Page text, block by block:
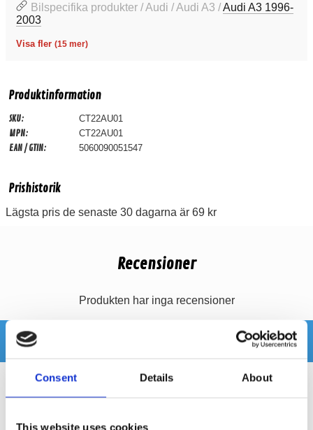
Consent Details About
This website uses cookies
Bilspecifika produkter / Audi / Audi A3 /Audi A3 1996-
2003
Visa fler (15 mer)
Produktinformation
SKU: CT22AU01
MPN: CT22AU01
EAN / GTIN: 5060090051547
Prishistorik
Lägsta pris de senaste 30 dagarna är 69 kr
Recensioner
Produkten har inga recensioner
Relaterade produkter